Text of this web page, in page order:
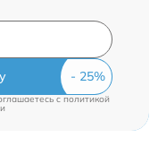
c политикой